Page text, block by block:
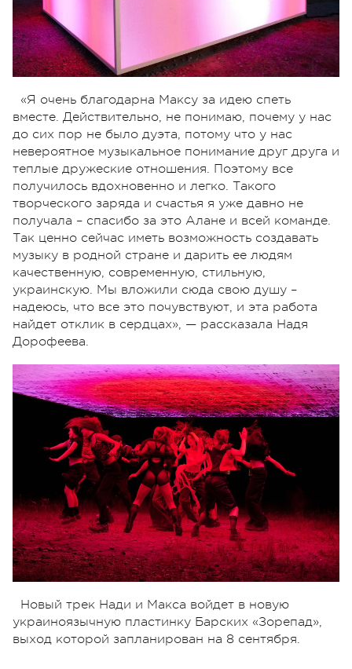
«Я очень благодарна Максу за идею спеть
вместе. Действительно, не понимаю, почему у нас
до сих пор не было дуэта, потому что у нас
невероятное музыкальное понимание друг друга и
теплые дружеские отношения. Поэтому все
получилось вдохновенно и легко. Такого
творческого заряда и счастья я уже давно не
получала – спасибо за это Алане и всей команде.
Так ценно сейчас иметь возможность создавать
музыку в родной стране и дарить ее людям
качественную, современную, стильную,
украинскую. Мы вложили сюда свою душу –
надеюсь, что все это почувствуют, и эта работа
найдет отклик в сердцах», — рассказала Надя
Дорофеева.
Новый трек Нади и Макса войдет в новую
украиноязычную пластинку Барских «Зорепад»,
выход которой запланирован на 8 сентября.